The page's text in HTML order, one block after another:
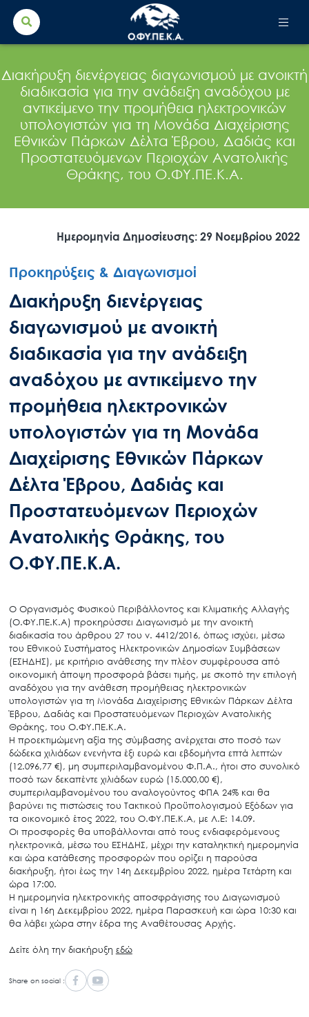
Search
for:
Διακήρυξη διενέργειας διαγωνισμού με ανοικτή
διαδικασία για την ανάδειξη αναδόχου με
αντικείμενο την προμήθεια ηλεκτρονικών
υπολογιστών για τη Μονάδα Διαχείρισης
Εθνικών Πάρκων Δέλτα Έβρου, Δαδιάς και
Προστατευόμενων Περιοχών Ανατολικής
Θράκης, του Ο.ΦΥ.ΠΕ.Κ.Α.
Ημερομηνία Δημοσίευσης: 29 Νοεμβρίου 2022
Προκηρύξεις & Διαγωνισμοί
Διακήρυξη διενέργειας
διαγωνισμού με ανοικτή
διαδικασία για την ανάδειξη
αναδόχου με αντικείμενο την
προμήθεια ηλεκτρονικών
υπολογιστών για τη Μονάδα
Διαχείρισης Εθνικών Πάρκων
Δέλτα Έβρου, Δαδιάς και
Προστατευόμενων Περιοχών
Ανατολικής Θράκης, του
Ο.ΦΥ.ΠΕ.Κ.Α.
Ο Οργανισμός Φυσικού Περιβάλλοντος και Κλιματικής Αλλαγής
(Ο.ΦΥ.ΠΕ.Κ.Α) προκηρύσσει Διαγωνισμό με την ανοικτή
διαδικασία του άρθρου 27 του ν. 4412/2016, όπως ισχύει, μέσω
του Εθνικού Συστήματος Ηλεκτρονικών Δημοσίων Συμβάσεων
(ΕΣΗΔΗΣ), με κριτήριο ανάθεσης την πλέον συμφέρουσα από
οικονομική άποψη προσφορά βάσει τιμής, με σκοπό την επιλογή
αναδόχου για την ανάθεση προμήθειας ηλεκτρονικών
υπολογιστών για τη Μονάδα Διαχείρισης Εθνικών Πάρκων Δέλτα
Έβρου, Δαδιάς και Προστατευόμενων Περιοχών Ανατολικής
Θράκης, του Ο.ΦΥ.ΠΕ.Κ.Α.
Η προεκτιμώμενη αξία της σύμβασης ανέρχεται στο ποσό των
δώδεκα χιλιάδων ενενήντα έξι ευρώ και εβδομήντα επτά λεπτών
(12.096,77 €), μη συμπεριλαμβανομένου Φ.Π.Α., ήτοι στο συνολικό
ποσό των δεκαπέντε χιλιάδων ευρώ (15.000,00 €),
συμπεριλαμβανομένου του αναλογούντος ΦΠΑ 24% και θα
βαρύνει τις πιστώσεις του Τακτικού Προϋπολογισμού Εξόδων για
τα οικονομικό έτος 2022, του Ο.ΦΥ.ΠΕ.Κ.Α, με Λ.Ε: 14.09.
Οι προσφορές θα υποβάλλονται από τους ενδιαφερόμενους
ηλεκτρονικά, μέσω του ΕΣΗΔΗΣ, μέχρι την καταληκτική ημερομηνία
και ώρα κατάθεσης προσφορών που ορίζει η παρούσα
διακήρυξη, ήτοι έως την 14η Δεκεμβρίου 2022, ημέρα Τετάρτη και
ώρα 17:00.
Η ημερομηνία ηλεκτρονικής αποσφράγισης του Διαγωνισμού
είναι η 16η Δεκεμβρίου 2022, ημέρα Παρασκευή και ώρα 10:30 και
θα λάβει χώρα στην έδρα της Αναθέτουσας Αρχής.
Δείτε όλη την διακήρυξη εδώ
Share on social :